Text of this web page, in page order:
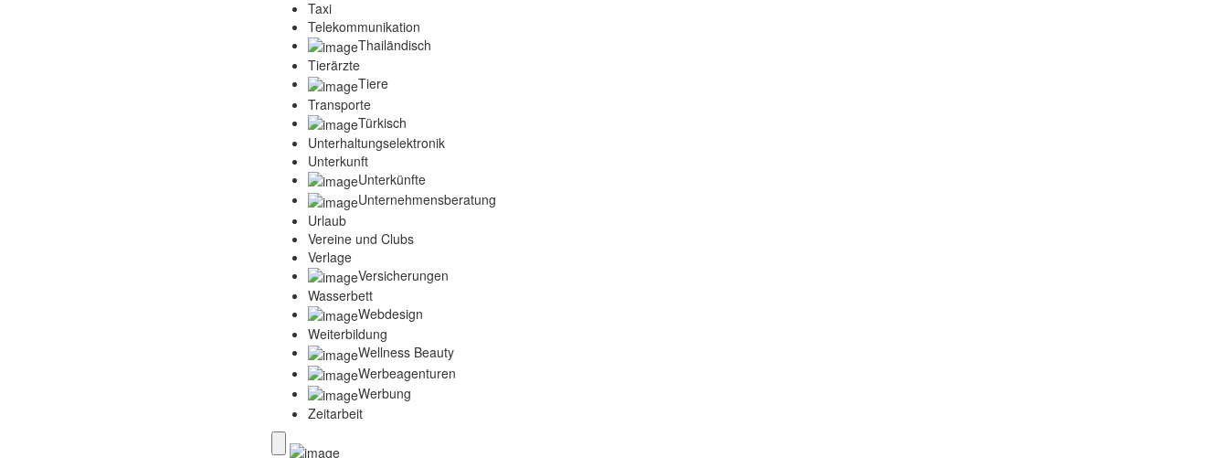
Taxi
Telekommunikation
Thailändisch
Tierärzte
Tiere
Transporte
Türkisch
Unterhaltungselektronik
Unterkunft
Unterkünfte
Unternehmensberatung
Urlaub
Vereine und Clubs
Verlage
Versicherungen
Wasserbett
Webdesign
Weiterbildung
Wellness Beauty
Werbeagenturen
Werbung
Zeitarbeit